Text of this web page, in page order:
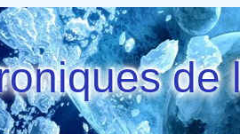
de